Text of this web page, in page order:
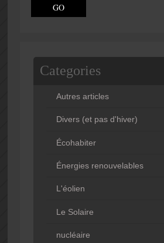
Categories
Autres articles
Divers (et pas d'hiver)
Écohabiter
Énergies renouvelables
L'éolien
Le Solaire
nucléaire